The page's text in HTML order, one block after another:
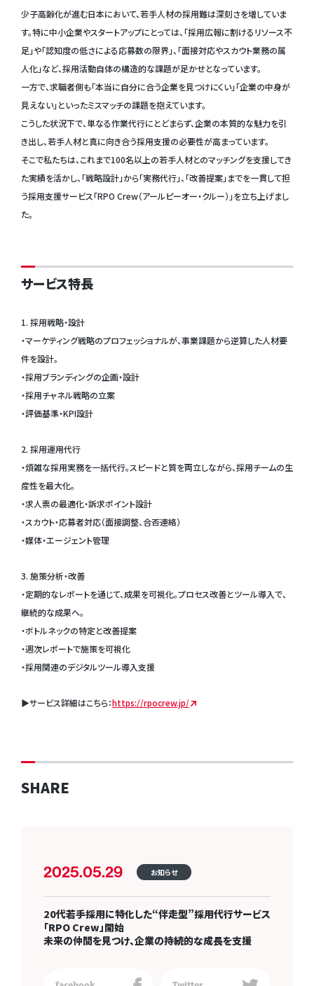
少子高齢化が進む日本において、若手人材の採用難は深刻さを増していま
す。特に中小企業やスタートアップにとっては、「採用広報に割けるリソース不
足」や「認知度の低さによる応募数の限界」、「面接対応やスカウト業務の属
人化」など、採用活動自体の構造的な課題が足かせとなっています。
一方で、求職者側も「本当に自分に合う企業を見つけにくい」「企業の中身が
見えない」といったミスマッチの課題を抱えています。
こうした状況下で、単なる作業代行にとどまらず、企業の本質的な魅力を引
き出し、若手人材と真に向き合う採用支援の必要性が高まっています。
そこで私たちは、これまで100名以上の若手人材とのマッチングを支援してき
た実績を活かし、「戦略設計」から「実務代行」、「改善提案」までを一貫して担
う採用支援サービス「RPO Crew（アールピーオー・クルー）」を立ち上げまし
た。
サービス特長
1. 採用戦略・設計
・マーケティング戦略のプロフェッショナルが、事業課題から逆算した人材要
件を設計。
・採用ブランディングの企画・設計
・採用チャネル戦略の立案
・評価基準・KPI設計
2. 採用運用代行
・煩雑な採用実務を一括代行。スピードと質を両立しながら、採用チームの生
産性を最大化。
・求人票の最適化・訴求ポイント設計
・スカウト・応募者対応（面接調整、合否連絡）
・媒体・エージェント管理
3. 施策分析・改善
・定期的なレポートを通じて、成果を可視化。プロセス改善とツール導入で、
継続的な成果へ。
・ボトルネックの特定と改善提案
・週次レポートで施策を可視化
・採用関連のデジタルツール導入支援
▶︎サービス詳細はこちら：https://rpocrew.jp/
SHARE
2025.05.29 お知らせ
20代若手採用に特化した“伴走型”採用代行サービス
「RPO Crew」開始
未来の仲間を見つけ、企業の持続的な成長を支援